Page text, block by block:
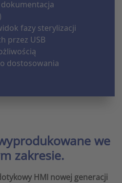
fazy sterylizacji
przez USB
dostosowania
we
zakresie.
HMI nowej generacji